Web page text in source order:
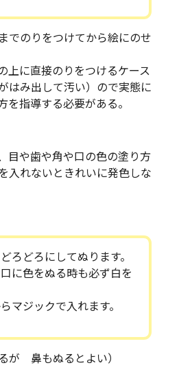
でのりをつけてから絵にのせ
上に直接のりをつけるケース
はみ出して汚い）ので実態に
を指導する必要がある。
目や歯や角や口の色の塗り方
入れないときれいに発色しな
ろどろにしてぬります。
に色をぬる時も必ず白を
マジックで入れます。
が 鼻もぬるとよい）